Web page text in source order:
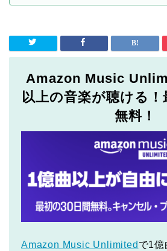
Amazon Music
以上の音楽が聴ける！
無料！
Amazon Music Unlimited で1